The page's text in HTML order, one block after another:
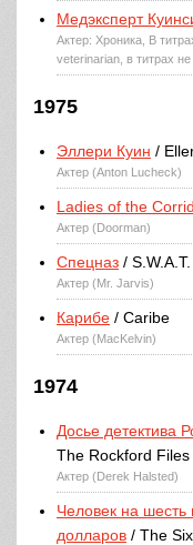
Медэксперт
Актер: Хроника, В
veterinarian, в титрах не
1975
Эллери Куин /
Актер (Anton Lucheck)
Ladies of the
Актер (Doorman)
Спецназ / S.W.A.T.
Актер (Mr. Jarvis)
Карибе / Caribe
Актер (MacKelvin)
1974
Досье детектива
The Rockford Files
Актер (Derek Halsted)
Человек на
долларов / The